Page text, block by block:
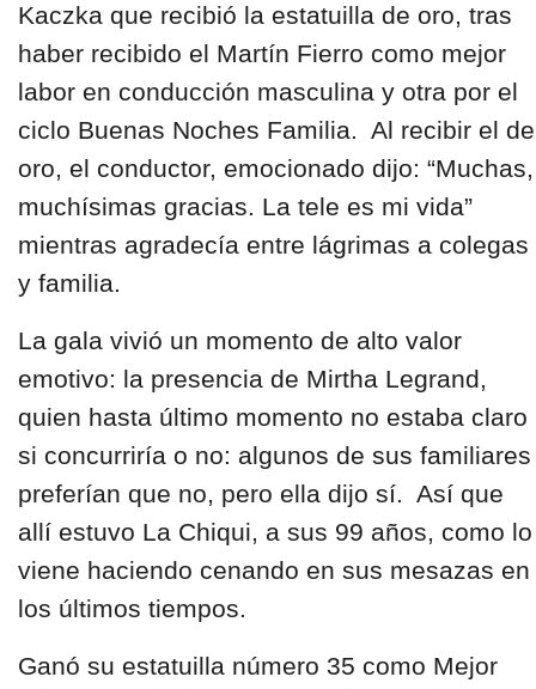
Kaczka que recibió la estatuilla de oro, tras
haber recibido el Martín Fierro como mejor
labor en conducción masculina y otra por el
ciclo Buenas Noches Familia. Al recibir el de
oro, el conductor, emocionado dijo: “Muchas,
muchísimas gracias. La tele es mi vida”
mientras agradecía entre lágrimas a colegas
y familia.
La gala vivió un momento de alto valor
emotivo: la presencia de Mirtha Legrand,
quien hasta último momento no estaba claro
si concurriría o no: algunos de sus familiares
preferían que no, pero ella dijo sí. Así que
allí estuvo La Chiqui, a sus 99 años, como lo
viene haciendo cenando en sus mesazas en
los últimos tiempos.
Ganó su estatuilla número 35 como Mejor